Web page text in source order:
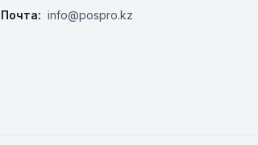
Почта: info@pospro.kz